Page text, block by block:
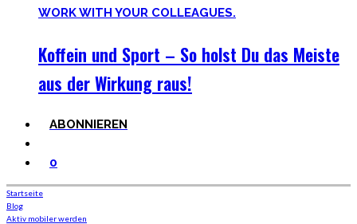
Koffein und Sport – So holst Du das Meiste
aus der Wirkung raus!
ABONNIEREN
0
Startseite
Blog
Aktiv mobiler werden